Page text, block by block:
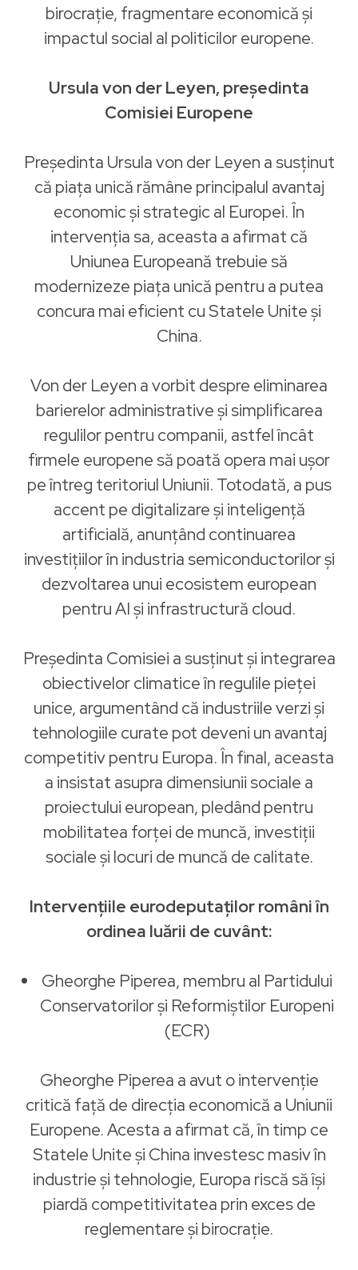
birocrație, fragmentare economică și
impactul social al politicilor europene.
Ursula von der Leyen, președinta
Comisiei Europene
Președinta Ursula von der Leyen a susținut
că piața unică rămâne principalul avantaj
economic și strategic al Europei. În
intervenția sa, aceasta a afirmat că
Uniunea Europeană trebuie să
modernizeze piața unică pentru a putea
concura mai eficient cu Statele Unite și
China.
Von der Leyen a vorbit despre eliminarea
barierelor administrative și simplificarea
regulilor pentru companii, astfel încât
firmele europene să poată opera mai ușor
pe întreg teritoriul Uniunii. Totodată, a pus
accent pe digitalizare și inteligență
artificială, anunțând continuarea
investițiilor în industria semiconductorilor și
dezvoltarea unui ecosistem european
pentru AI și infrastructură cloud.
Președinta Comisiei a susținut și integrarea
obiectivelor climatice în regulile pieței
unice, argumentând că industriile verzi și
tehnologiile curate pot deveni un avantaj
competitiv pentru Europa. În final, aceasta
a insistat asupra dimensiunii sociale a
proiectului european, pledând pentru
mobilitatea forței de muncă, investiții
sociale și locuri de muncă de calitate.
Intervențiile eurodeputaților români în
ordinea luării de cuvânt:
Gheorghe Piperea, membru al Partidului
Conservatorilor și Reformiștilor Europeni
(ECR)
Gheorghe Piperea a avut o intervenție
critică față de direcția economică a Uniunii
Europene. Acesta a afirmat că, în timp ce
Statele Unite și China investesc masiv în
industrie și tehnologie, Europa riscă să își
piardă competitivitatea prin exces de
reglementare și birocrație.